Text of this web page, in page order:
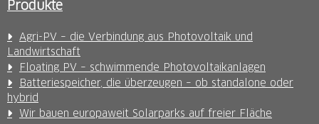
Produkte
Agri-PV – die Verbindung aus Photovoltaik und
Landwirtschaft
Floating PV – schwimmende Photovoltaikanlagen
Batteriespeicher, die überzeugen – ob standalone oder
hybrid
Wir bauen europaweit Solarparks auf freier Fläche